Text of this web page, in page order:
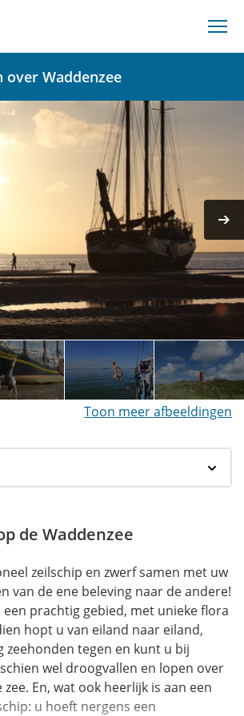
over Waddenzee
Toon meer afbeeldingen
de Waddenzee
zeilschip en zwerf samen met uw
van de ene beleving naar de andere!
een prachtig gebied, met unieke flora
hopt u van eiland naar eiland,
zeehonden tegen en kunt u bij
wel droogvallen en lopen over
En, wat ook heerlijk is aan een
u hoeft nergens een